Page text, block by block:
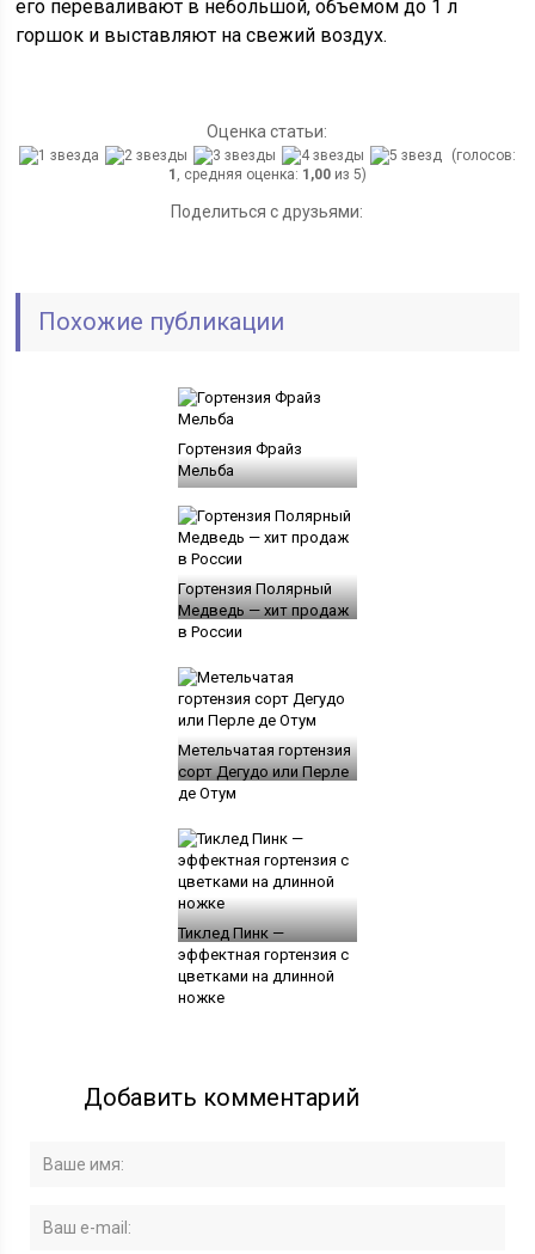
его переваливают в небольшой, объемом до 1 л
горшок и выставляют на свежий воздух.
Оценка статьи:
(голосов:
1 , средняя оценка: 1,00из 5)
Поделиться с друзьями:
Похожие публикации
Гортензия Фрайз
Мельба
Гортензия Полярный
Медведь — хит продаж
в России
Метельчатая гортензия
сорт Дегудо или Перле
де Отум
Тиклед Пинк —
эффектная гортензия с
цветками на длинной
ножке
Добавить комментарий